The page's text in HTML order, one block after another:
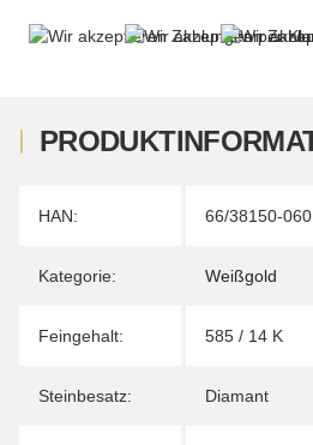
Produkteigenschaft
Wert
HAN: 66/38150-060
Kategorie: Weißgold
Feingehalt: 585 / 14 K
Steinbesatz: Diamant